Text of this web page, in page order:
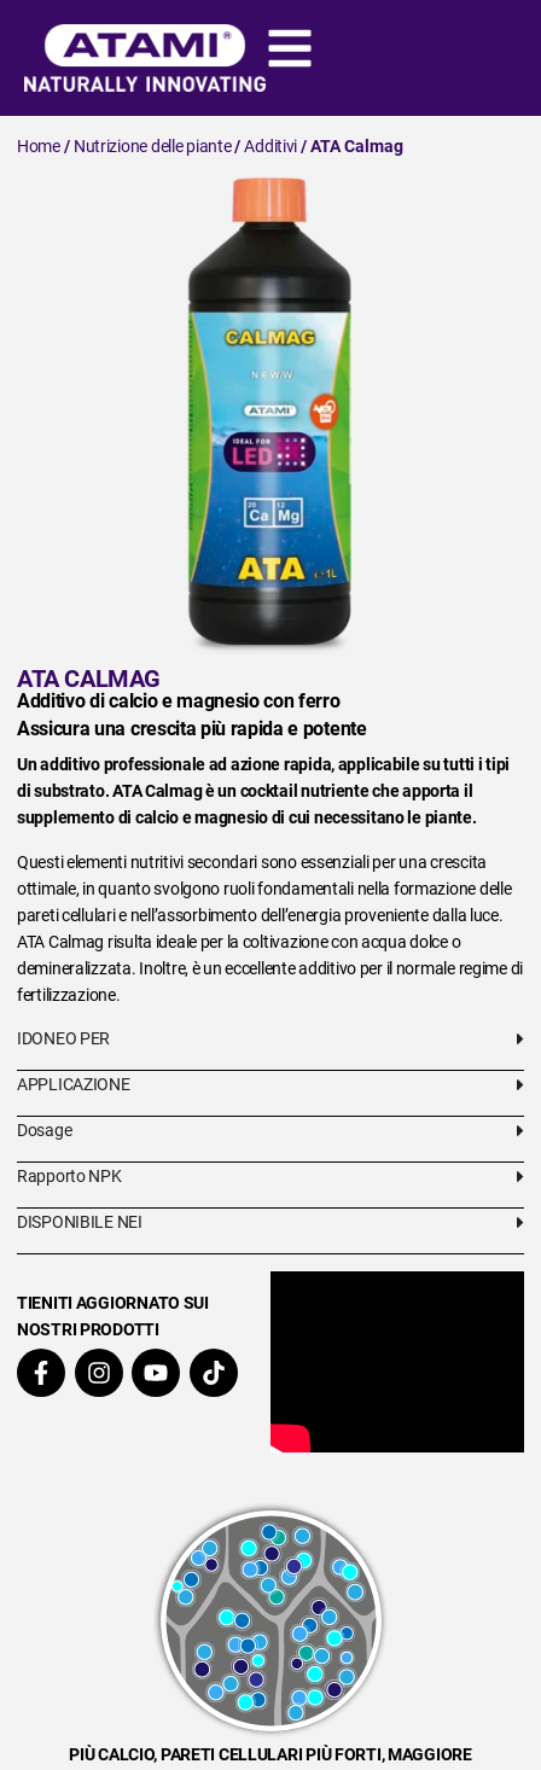
Home/ Nutrizione delle piante/Additivi/ ATA Calmag
ATA CALMAG
Additivo di calcio e magnesio con ferro
Assicura una crescita più rapida e potente
Un additivo professionale ad azione rapida, applicabile su tutti i tipi
di substrato. ATA Calmag è un cocktail nutriente che apporta il
supplemento di calcio e magnesio di cui necessitano le piante.
Questi elementi nutritivi secondari sono essenziali per una crescita
ottimale, in quanto svolgono ruoli fondamentali nella formazione delle
pareti cellulari e nell’assorbimento dell’energia proveniente dalla luce.
ATA Calmag risulta ideale per la coltivazione con acqua dolce o
demineralizzata. Inoltre, è un eccellente additivo per il normale regime di
fertilizzazione.
IDONEO PER
APPLICAZIONE
Dosage
Rapporto NPK
DISPONIBILE NEI
TIENITI AGGIORNATO SUI
NOSTRI PRODOTTI
PIÙ CALCIO, PARETI CELLULARI PIÙ FORTI, MAGGIORE